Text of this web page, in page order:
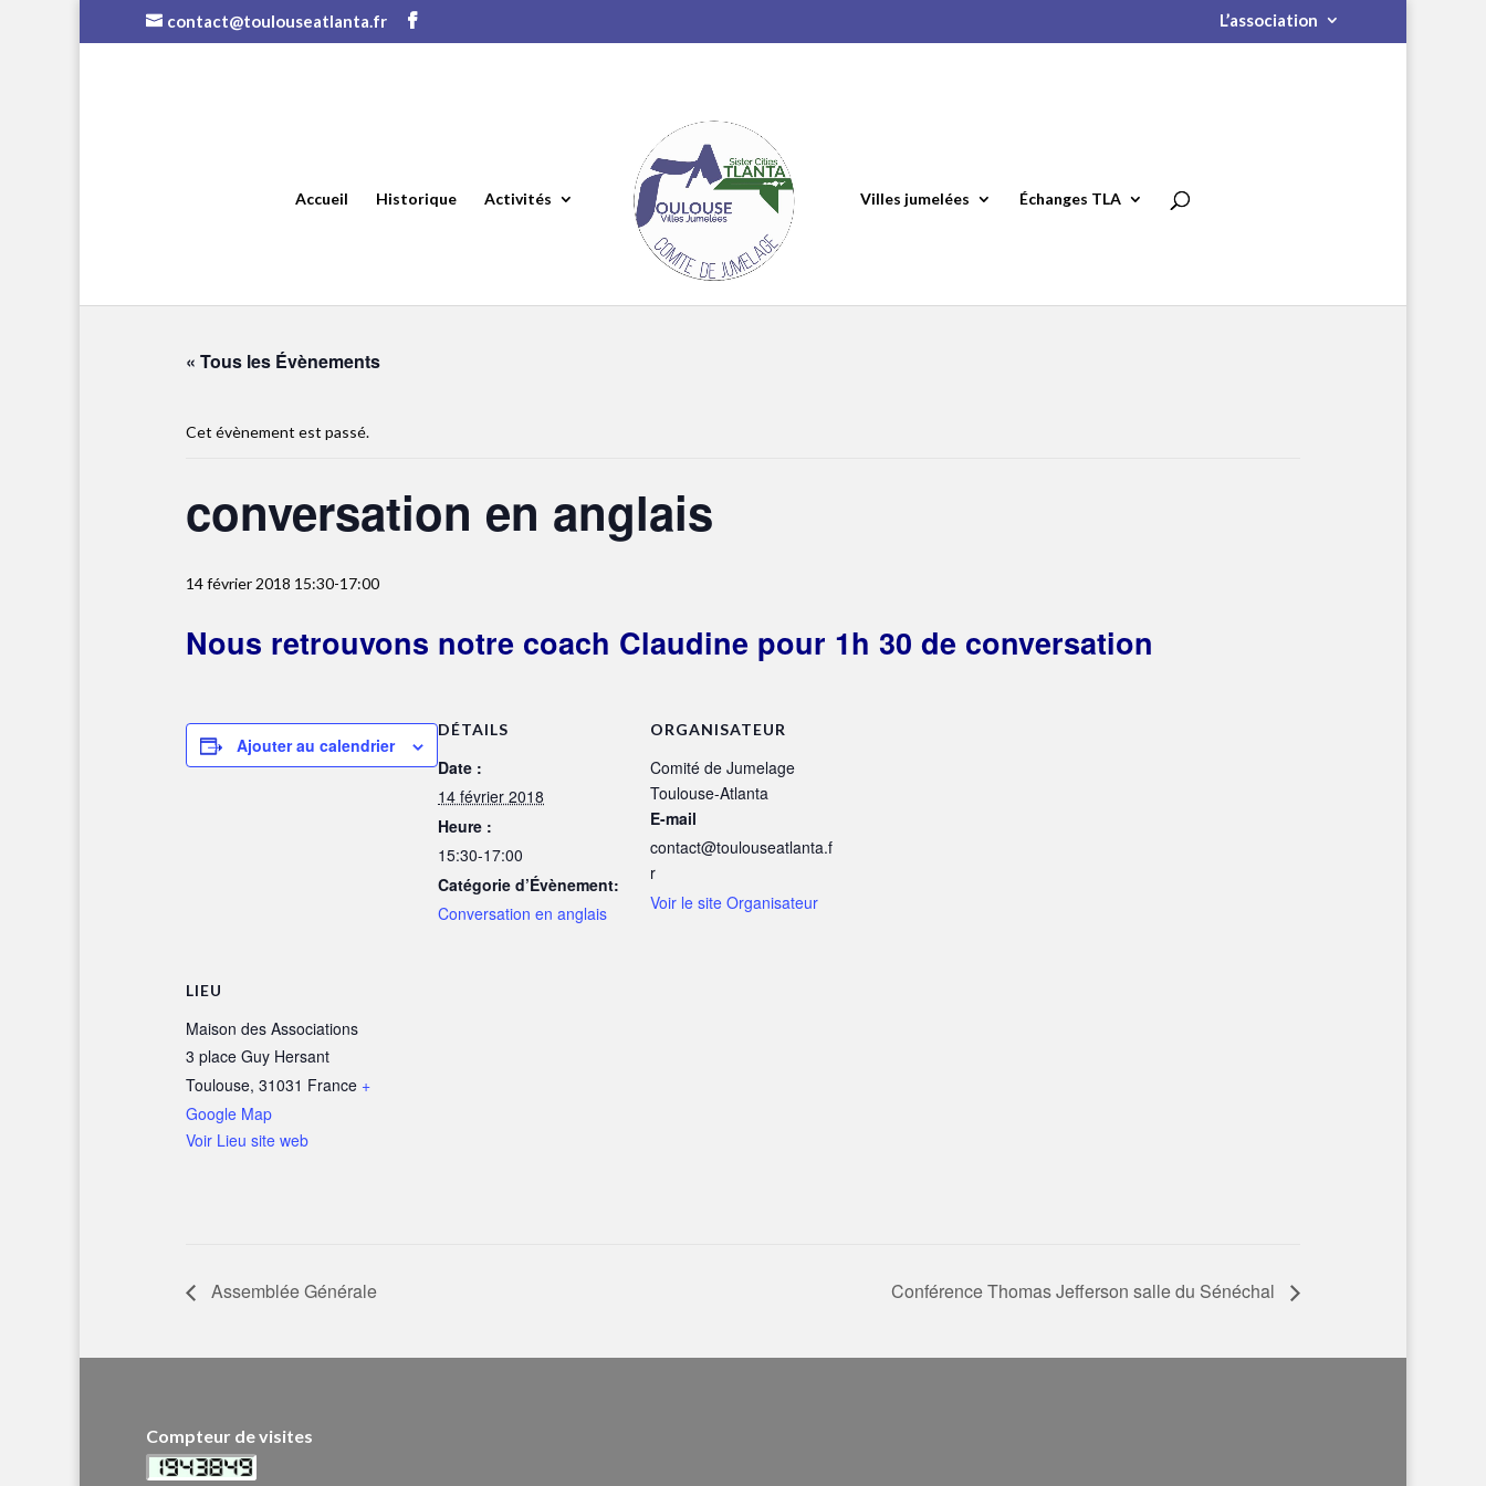
contact@toulouseatlanta.fr L’association
Accueil Historique Activités Villes jumelées Échanges TLA
« Tous les Évènements
Cet évènement est passé.
conversation en anglais
14 février 2018 15:30-17:00
Nous retrouvons notre coach Claudine pour 1h 30 de conversation
Ajouter au calendrier
DÉTAILS
Date :
14 février 2018
Heure :
15:30-17:00
Catégorie d’Évènement:
Conversation en anglais
ORGANISATEUR
Comité de Jumelage
Toulouse-Atlanta
E-mail
contact@toulouseatlanta.f
r
Voir le site Organisateur
LIEU
Maison des Associations
3 place Guy Hersant
Toulouse, 31031 France +
Google Map
Voir Lieu site web
Assemblée Générale Conférence Thomas Jefferson salle du Sénéchal
Compteur de visites